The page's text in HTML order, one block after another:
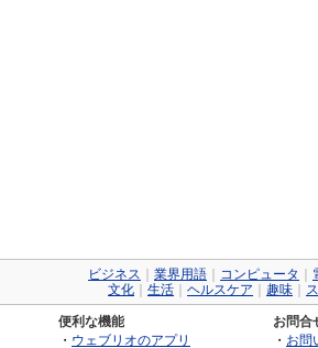
ビジネス 業界用語 コンピュータ
文化
生活 ヘルスケア 趣味
便利な機能
・ ウェブリオのアプリ
お問合
・ お問